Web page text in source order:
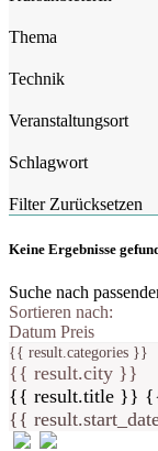
Thema
Technik
Veranstaltungsort
Schlagwort
Filter Zurücksetzen
Keine Ergebnisse
Suche nach
Sortieren nach:
Datum Preis
{{ result.categories }}
{{ result.city }}
{{ result.title }}
{{